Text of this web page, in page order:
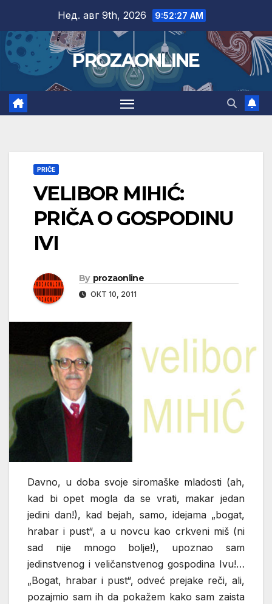
content
Нед. авг 9th, 2026 9:52:28 AM
PROZAONLINE
PRIČE
VELIBOR MIHIĆ:
PRIČA O GOSPODINU
IVI
By prozaonline
ОКТ 10, 2011
Davno, u doba svoje siromaške mladosti (ah,
kad bi opet mogla da se vrati, makar jedan
jedini dan!), kad bejah, samo, idejama „bogat,
hrabar i pust“, a u novcu kao crkveni miš (ni
sad nije mnogo bolje!), upoznao sam
jedinstvenog i veličanstvenog gospodina Ivu!…
„Bogat, hrabar i pust“, odveć prejake reči, ali,
pozajmio sam ih da pokažem kako sam zaista